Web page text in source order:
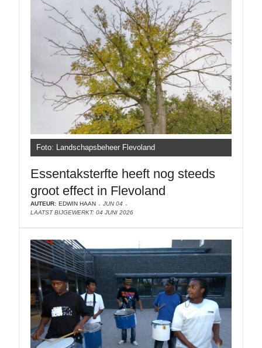
Foto: Landschapsbeheer Flevoland
Essentaksterfte heeft nog steeds
groot effect in Flevoland
AUTEUR: EDWIN HAAN
JUN 04
LAATST BIJGEWERKT: 04 JUNI 2026